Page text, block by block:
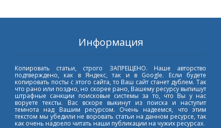
Информация
Копировать статьи, строго ЗАПРЕЩЕНО. Наше авторство
подтверждено, как в Яндекс, так и в Google. Если будете
копировать посты с этого сайта, то Ваш сайт станет дублем. Так
что рано или поздно, но скорее рано, Вашему ресурсу выпишут
штрафные санкции поисковые системы за то, что Вы у нас
воруете тексты. Вас вскоре выкинут из поиска и наступит
темнота над Вашим ресурсом. Очень надеемся, что этим
текстом мы убедили не воровать статьи на данном ресурсе, так
как очень надоело читать наши публикации на чужих ресурсах.